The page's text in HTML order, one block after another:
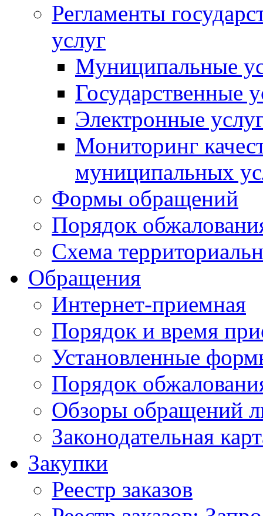
Регламенты
услуг
Муниципальные
Государственные
Электронные
Мониторинг
муниципальных
Формы обращений
Порядок
Схема
Обращения
Интернет-приемная
Порядок и время
Установленные
Порядок
Обзоры обращений
Законодательная
Закупки
Реестр заказов